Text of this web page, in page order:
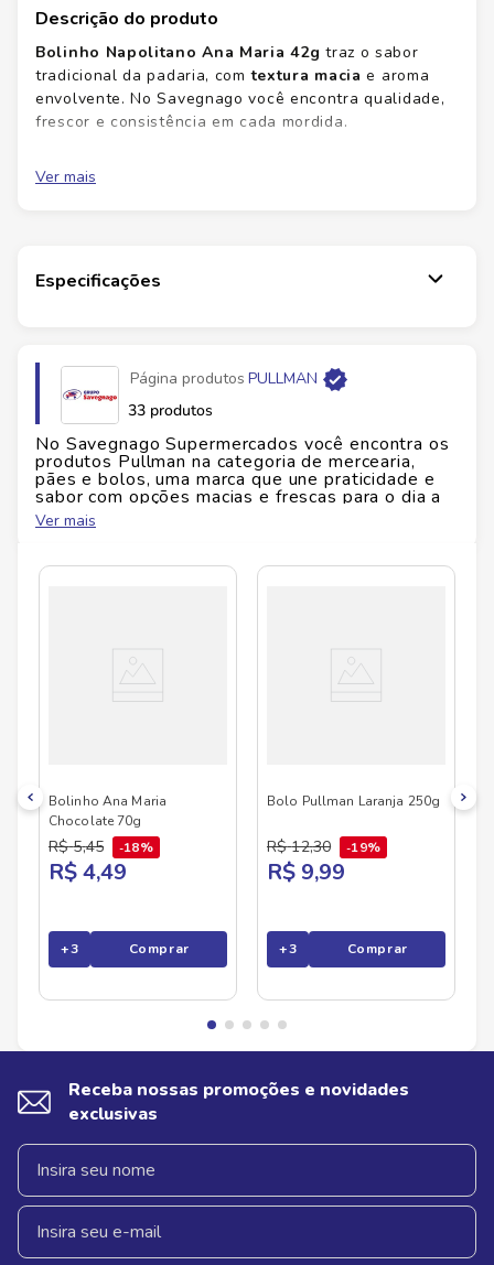
Descrição do produto
Bolinho Napolitano Ana Maria 42g traz o sabor
tradicional da padaria, comtextura macia e aroma
envolvente. No Savegnago você encontra qualidade,
frescor e consistência em cada mordida.
Aroma envolvente
Com a tradição da marca e o cuidado na seleção de
produtos, este bolinho oferece sabor estável e prazer
já e leve para casa com a confiança do Savegnago.
Ficha Técnica
Marca:Ana Maria
Peso:42 g
Conteúdo:Bolinho Napolitano coberto
Ver mais
Especificações
Página produtos PULLMAN
33 produtos
No Savegnago Supermercados você encontra os
produtos Pullman na categoria de mercearia,
pães e bolos, uma marca que une praticidade e
sabor com opções macias e frescas para o dia a
dia. Com receitas equilibradas e qualidade
consistente, os produtos Pullman são ideais para
e aquele toque familiar em cada momento.
Ver mais
Bolinho Ana Maria
Chocolate 70g
R$ 5,45 18%
R$ 4,49
+3 Comprar
Bolo Pullman Laranja 250g
R$ 12,30 19%
R$ 9,99
+3 Comprar
Receba nossas promoções e novidades
exclusivas